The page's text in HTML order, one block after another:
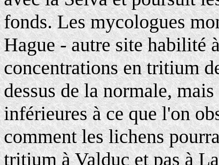
fonds. Les mycologues
Hague - autre site habilité
concentrations en tritium
dessus de la normale,
inférieures à ce que l'on
comment les lichens
tritium à Valduc et pas à